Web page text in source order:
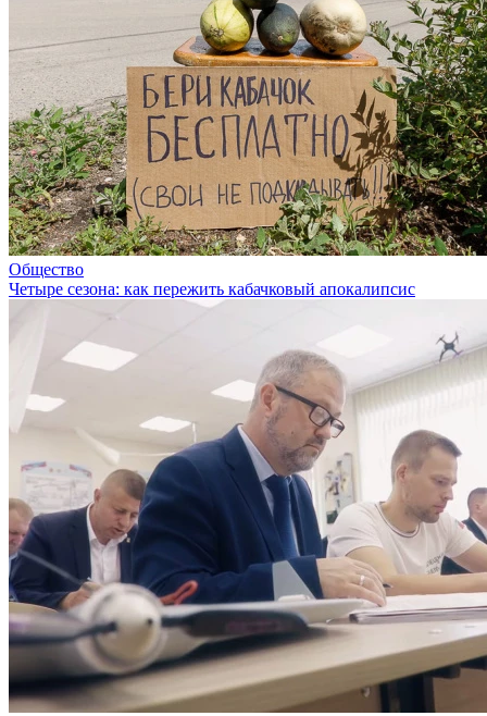
Общество
Четыре сезона: как пережить кабачковый апокалипсис